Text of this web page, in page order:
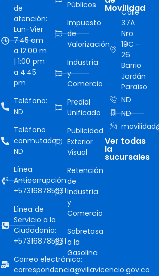
de
atención:
Lun-Vier
7:45 am
a 12:00 m
| 1:00 pm
a 4:45
pm
Teléfono:
ND
Teléfono
conmutador:
ND
Línea
Anticorrupción:
+573168785931
Línea de
Servicio a la
Ciudadanía:
+573168785931
Correo electrónico:
correspondencia@villavicencio.gov.co
Públicos
Impuesto
de
Valorización
Industría
y
Comercio
Predial
Unificado
Publicidad
Exterior
Visual
Retención
de
Industría
y
Comercio
Sobretasa
a la
Gasolina
Movilidad
Calle
37A
Nro.
19C -
26
Barrio
Jordán
Paraíso
ND
ND
Ver todas
la
sucursales